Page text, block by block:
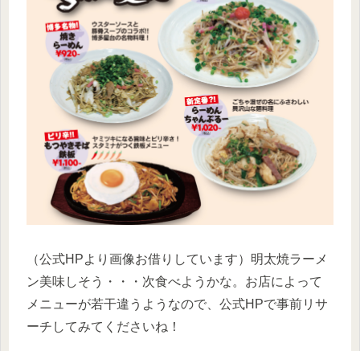
（公式HPより画像お借りしています）明太焼ラーメ
ン美味しそう・・・次食べようかな。お店によって
メニューが若干違うようなので、公式HPで事前リサ
ーチしてみてくださいね！